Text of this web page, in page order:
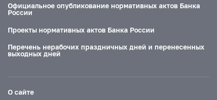
Официальное опубликование нормативных актов Банка
России
Проекты нормативных актов Банка России
Перечень нерабочих праздничных дней и перенесенных
выходных дней
О сайте